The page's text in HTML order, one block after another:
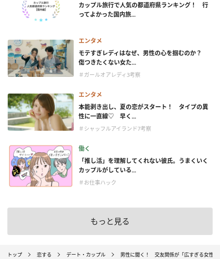
カップル旅行で人気の都道府県ランキング！ 行
ってよかった国内旅...
エンタメ
モテすぎレディはなぜ、男性の心を掴むのか？
傷つきたくない女た...
＃ガールオアレディ3考察
エンタメ
本能剥き出し、夏の恋がスタート！ タイプの異
性に一直線♡ 早く...
＃シャッフルアイランド7考察
働く
「推し活」を理解してくれない彼氏。うまくいく
カップルがしている...
＃お仕事ハック
もっと見る
トップ 恋する デート・カップル 男性に聞く！ 交友関係が「広すぎる女性